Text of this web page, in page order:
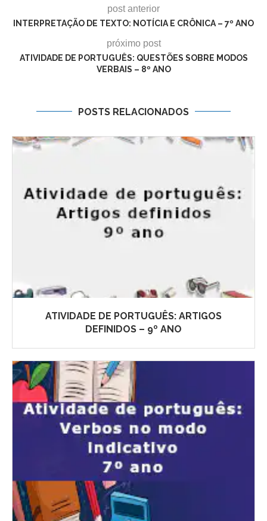
post anterior
INTERPRETAÇÃO DE TEXTO: NOTÍCIA E CRÔNICA – 7º ANO
próximo post
ATIVIDADE DE PORTUGUÊS: QUESTÕES SOBRE MODOS
VERBAIS – 8º ANO
POSTS RELACIONADOS
ATIVIDADE DE PORTUGUÊS: ARTIGOS
DEFINIDOS – 9º ANO